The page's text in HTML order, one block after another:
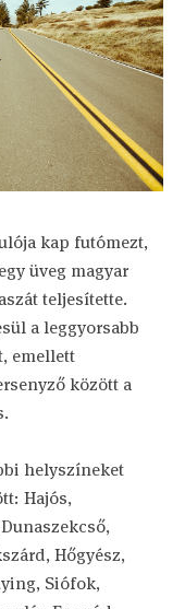
kap futómezt,
üveg magyar
teljesítette.
a leggyorsabb
emellett
között a
helyszíneket
Hajós,
Hőgyész,
Siófok,